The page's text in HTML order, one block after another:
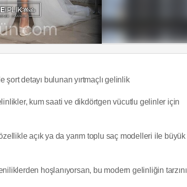
detayı bulunan yırtmaçlı gelinlik
kum saati ve dikdörtgen vücutlu gelinler için
açık ya da yarım toplu saç modelleri ile büyük
hoşlanıyorsan, bu modern gelinliğin tarzını